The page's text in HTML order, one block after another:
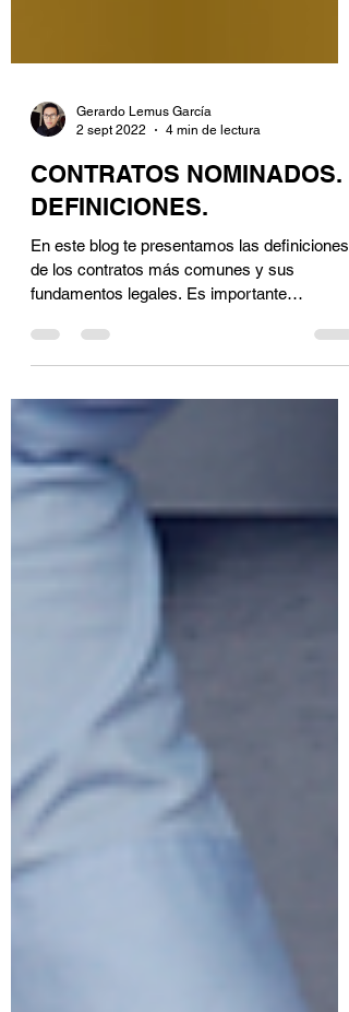
Gerardo Lemus García
2 sept 2022
4 min de lectura
CONTRATOS NOMINADOS.
DEFINICIONES.
En este blog te presentamos las definiciones
recordarles a nuestros...